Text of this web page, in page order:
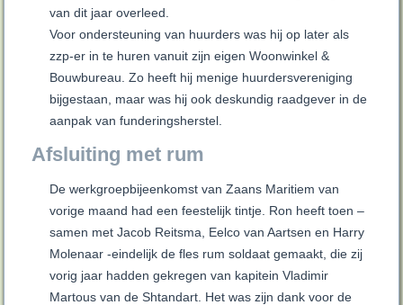
van dit jaar overleed.
Voor ondersteuning van huurders was hij op later als
zzp-er in te huren vanuit zijn eigen Woonwinkel &
Bouwbureau. Zo heeft hij menige huurdersvereniging
bijgestaan, maar was hij ook deskundig raadgever in de
aanpak van funderingsherstel.
Afsluiting met rum
De werkgroepbijeenkomst van Zaans Maritiem van
vorige maand had een feestelijk tintje. Ron heeft toen –
samen met Jacob Reitsma, Eelco van Aartsen en Harry
Molenaar -eindelijk de fles rum soldaat gemaakt, die zij
vorig jaar hadden gekregen van kapitein Vladimir
Martous van de Shtandart. Het was zijn dank voor de